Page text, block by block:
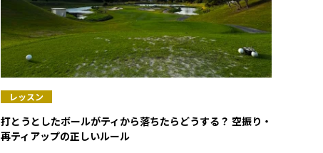
レッスン
打とうとしたボールがティから落ちたらどうする？ 空振り・
再ティアップの正しいルール